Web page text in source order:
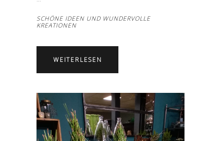
SCHÖNE IDEEN UND WUNDERVOLLE
KREATIONEN
WEITERLESEN